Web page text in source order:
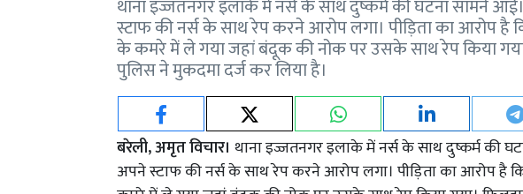
थाना इज्जतनगर इलाके में नर्स के साथ दुष्कर्म की घटना सामने
स्टाफ की नर्स के साथ रेप करने आरोप लगा। पीड़िता का आरोप
के कमरे में ले गया जहां बंदूक की नोक पर उसके साथ रेप किया
पुलिस ने मुकदमा दर्ज कर लिया है।
बरेली, अमृत विचार। थाना इज्जतनगर इलाके में नर्स के साथ दुष्कर्म की
अपने स्टाफ की नर्स के साथ रेप करने आरोप लगा। पीड़िता का आरोप